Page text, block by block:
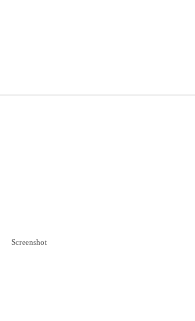
Screenshot